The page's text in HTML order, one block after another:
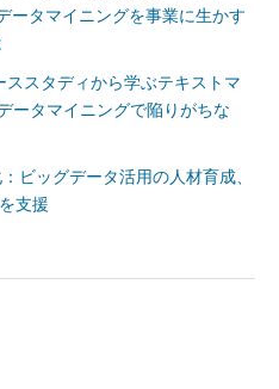
タマイニングを事業に生かす
ススタディから学ぶテキストマ
タマイニングで陥りがちな
ビッグデータ活用の人材育成、
支援